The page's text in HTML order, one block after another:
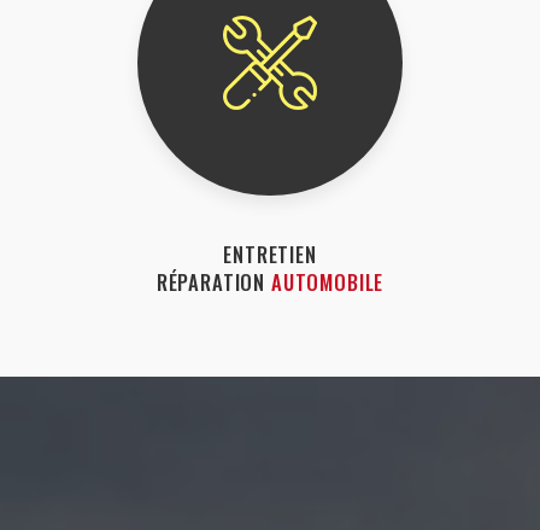
ENTRETIEN
RÉPARATION AUTOMOBILE